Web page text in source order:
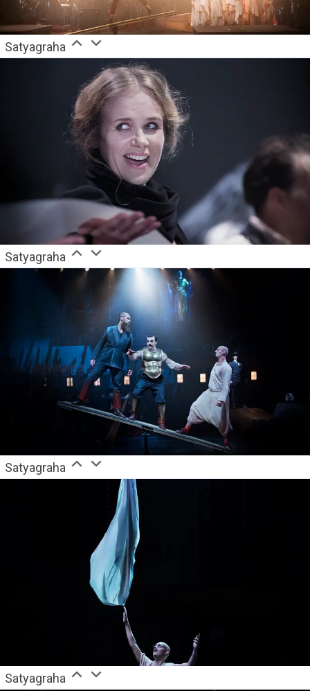
Satyagraha
Satyagraha
Satyagraha
Satyagraha